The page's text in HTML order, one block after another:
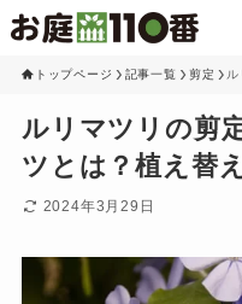
トップページ 記事一覧 剪定
ルリマツリの剪
ツとは？植え替
2024年3月29日